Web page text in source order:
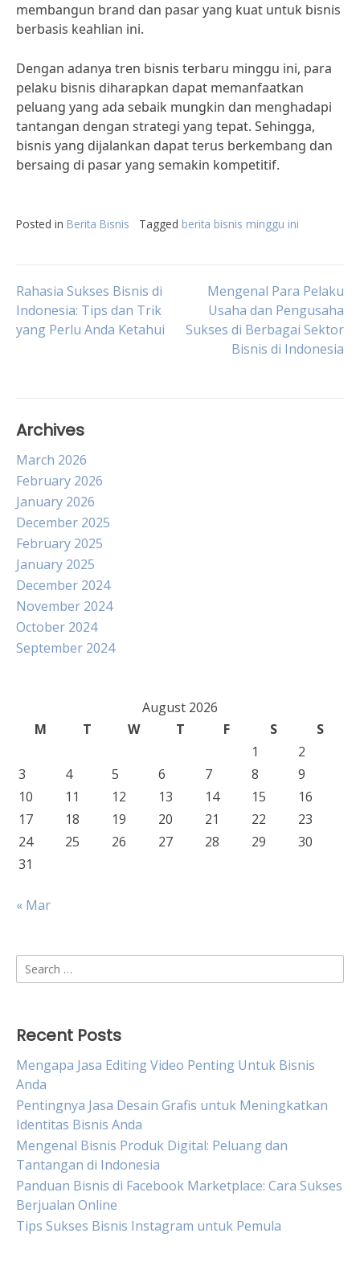
membangun brand dan pasar yang kuat untuk bisnis
berbasis keahlian ini.
Dengan adanya tren bisnis terbaru minggu ini, para
pelaku bisnis diharapkan dapat memanfaatkan
peluang yang ada sebaik mungkin dan menghadapi
tantangan dengan strategi yang tepat. Sehingga,
bisnis yang dijalankan dapat terus berkembang dan
bersaing di pasar yang semakin kompetitif.
Posted in Berita Bisnis Tagged berita bisnis minggu ini
Post
navigation
Rahasia Sukses Bisnis di
Indonesia: Tips dan Trik
yang Perlu Anda Ketahui
Mengenal Para Pelaku
Usaha dan Pengusaha
Sukses di Berbagai Sektor
Bisnis di Indonesia
Archives
March 2026
February 2026
January 2026
December 2025
February 2025
January 2025
December 2024
November 2024
October 2024
September 2024
August 2026
M
T W T F S
S
1
2
3
4 5 6 7 8
9
10
11 12 13 14 15
16
17
18 19 20 21 22
23
24
25 26 27 28 29
30
31
« Mar
Search
for:
Recent Posts
Mengapa Jasa Editing Video Penting Untuk Bisnis
Anda
Pentingnya Jasa Desain Grafis untuk Meningkatkan
Identitas Bisnis Anda
Mengenal Bisnis Produk Digital: Peluang dan
Tantangan di Indonesia
Panduan Bisnis di Facebook Marketplace: Cara Sukses
Berjualan Online
Tips Sukses Bisnis Instagram untuk Pemula